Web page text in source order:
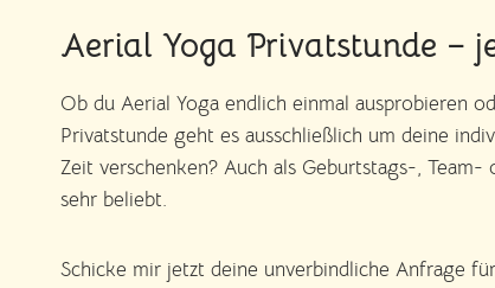
Aerial Yoga Privatstunde –
Ob du Aerial Yoga endlich einmal ausprobieren
Privatstunde geht es ausschließlich um deine
Zeit verschenken? Auch als Geburtstags-,
sehr beliebt.
Schicke mir jetzt deine unverbindliche Anfrage